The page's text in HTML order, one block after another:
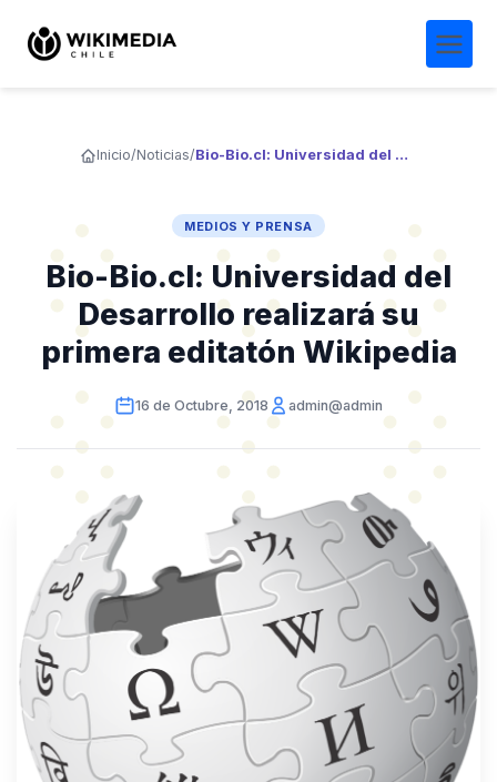
Inicio/Noticias/ Bio-Bio.cl: Universidad del Desarrollo realizará su primera editatón Wikipedia
MEDIOS Y PRENSA
Bio-Bio.cl: Universidad del
Desarrollo realizará su
primera editatón Wikipedia
16 de Octubre, 2018 admin@admin